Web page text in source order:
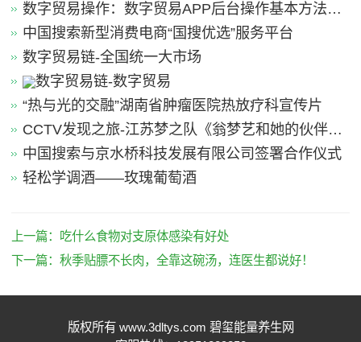
数字贸易操作：数字贸易APP后台操作基本方法引
导
中国搜索新型消费电商“国搜优选”服务平台
数字贸易链-全国统一大市场
数字贸易链-数字贸易
“热与光的交融”湖南省肿瘤医院热放疗科宣传片
CCTV发现之旅-江苏梦之队《翁梦艺和她的伙伴
们》
中国搜索与京水桥科技发展有限公司签署合作仪式
轻松学调酒——玫瑰葡萄酒
上一篇：
吃什么食物对支原体感染有好处
下一篇： 秋季贴膘不长肉，全靠这碗汤，连医生都说好！
版权所有 www.3dltys.com 碧玺能量养生网